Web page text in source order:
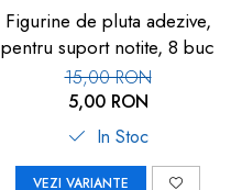
Figurine de pluta adezive,
pentru suport notite, 8 buc
15,00 RON
5,00 RON
In Stoc
VEZI VARIANTE